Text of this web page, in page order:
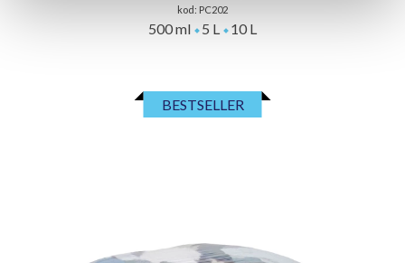
kod: PC202
500 ml 5 L 10 L
BESTSELLER